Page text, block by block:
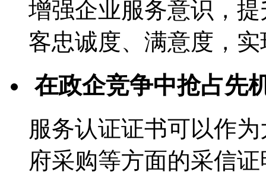
增强企业服务意识，
客忠诚度、满意度，
在政企竞争中抢占先
服务认证证书可以作
府采购等方面的采信